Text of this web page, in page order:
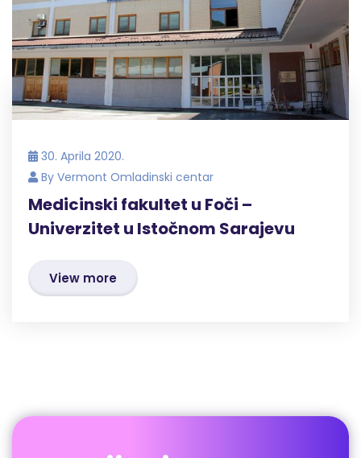
30. Aprila 2020.
By Vermont Omladinski centar
Medicinski fakultet u Foči –
Univerzitet u Istočnom Sarajevu
View more